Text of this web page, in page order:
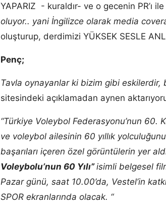
YAPARIZ - kuraldır- ve o gecenin PR’ı ile
oluyor.. yani İngilizce olarak media
oluşturup, derdimizi YÜKSEK SESLE
Penç;
Tavla oynayanlar ki bizim gibi eskilerdir,
sitesindeki açıklamadan aynen
“Türkiye Voleybol Federasyonu’nun 60.
ve voleybol ailesinin 60 yıllık
başarıları içeren özel görüntülerin yer
Voleybolu’nun 60 Yılı”isimli belgesel
Pazar günü, saat 10.00’da, Vestel’in
SPOR ekranlarında olacak. “